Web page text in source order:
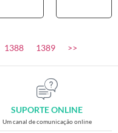
1388 1389 >>
SUPORTE ONLINE
Um canal de comunicação online